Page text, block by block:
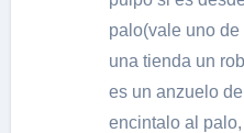
palo(vale uno
una tienda un
es un anzuelo
encintalo al